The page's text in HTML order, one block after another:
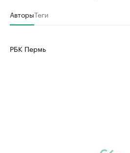
АвторыТеги
РБК Пермь